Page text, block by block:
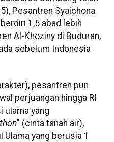
Pesantren Syaichona
1,5 abad lebih
Al-Khoziny di Buduran,
sebelum Indonesia
pesantren pun
perjuangan hingga RI
ulama yang
" (cinta tanah air),
Ulama yang berusia 1